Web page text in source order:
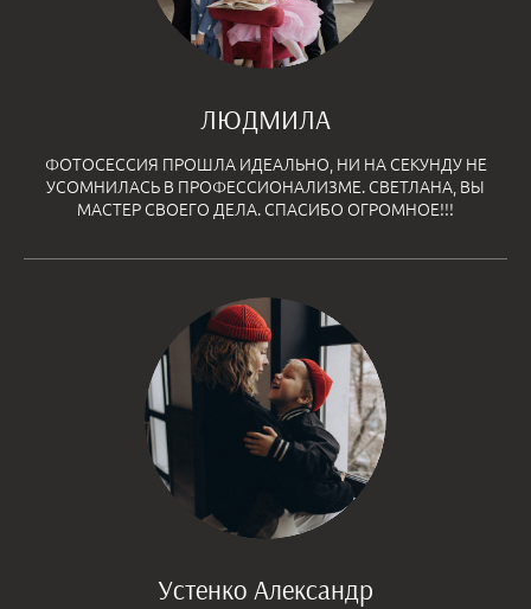
ЛЮДМИЛА
ФОТОСЕССИЯ ПРОШЛА ИДЕАЛЬНО, НИ НА СЕКУНДУ НЕ
УСОМНИЛАСЬ В ПРОФЕССИОНАЛИЗМЕ. СВЕТЛАНА, ВЫ
МАСТЕР СВОЕГО ДЕЛА. СПАСИБО ОГРОМНОЕ!!!
Устенко Александр